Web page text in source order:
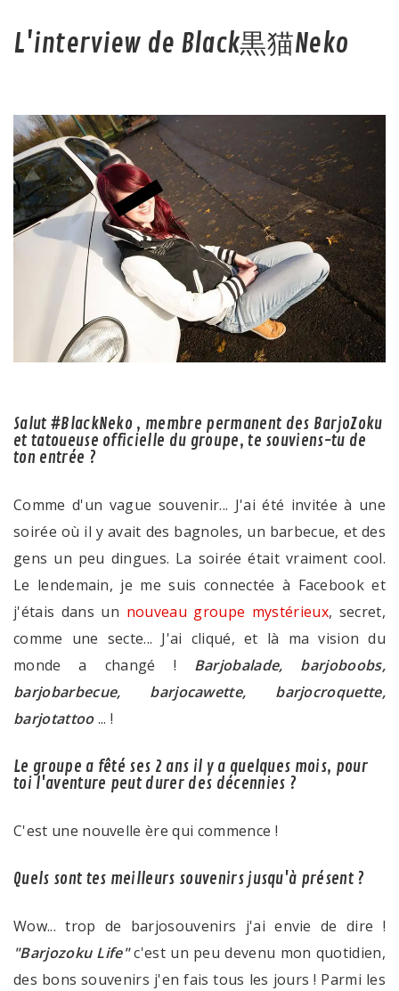
L'interview de Black黒猫Neko
Salut #BlackNeko , membre permanent des BarjoZoku
et tatoueuse officielle du groupe, te souviens-tu de
ton entrée ?
Comme d'un vague souvenir... J'ai été invitée à une
soirée où il y avait des bagnoles, un barbecue, et des
gens un peu dingues. La soirée était vraiment cool.
Le lendemain, je me suis connectée à Facebook et
j'étais dans un nouveau groupe mystérieux, secret,
comme une secte... J'ai cliqué, et là ma vision du
monde a changé ! Barjobalade, barjoboobs,
barjobarbecue, barjocawette, barjocroquette,
barjotattoo... !
Le groupe a fêté ses 2 ans il y a quelques mois, pour
toi l'aventure peut durer des décennies ?
C'est une nouvelle ère qui commence !
Quels sont tes meilleurs souvenirs jusqu'à présent ?
Wow... trop de barjosouvenirs j'ai envie de dire !
"Barjozoku Life"c'est un peu devenu mon quotidien,
des bons souvenirs j'en fais tous les jours ! Parmi les